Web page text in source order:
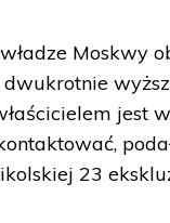
Moskwy
dwukrotnie
jest
23